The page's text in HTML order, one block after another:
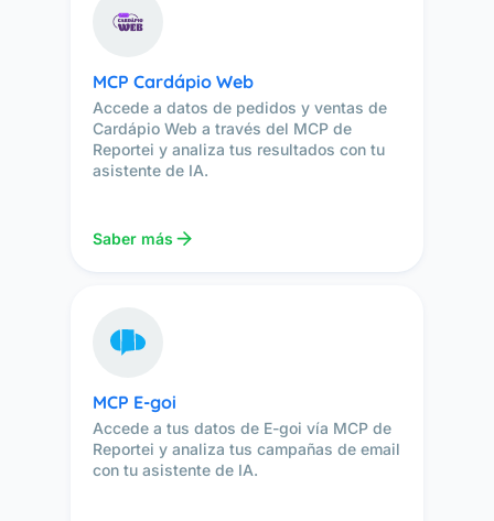
MCP Cardápio Web
Accede a datos de pedidos y ventas de
Cardápio Web a través del MCP de
Reportei y analiza tus resultados con tu
asistente de IA.
Saber más
MCP E-goi
Accede a tus datos de E-goi vía MCP de
Reportei y analiza tus campañas de email
con tu asistente de IA.